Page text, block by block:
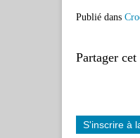
Publié dans
Partager
S'inscrire à